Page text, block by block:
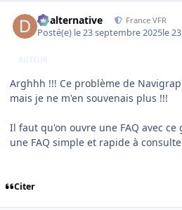
dbalternative France VFR
Posté(e) le 23 septembre 2025le
AUTEUR
Arghhh !!! Ce problème de
mais je ne m'en souvenais plus !!!
Il faut qu'on ouvre une FAQ avec
une FAQ simple et rapide à
Citer